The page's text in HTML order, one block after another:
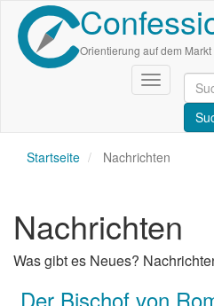
Direkt
zum
Inhalt
Orientierung auf dem
Navigation
aktivieren/
Startseite Nachrichten
Nachrichten
Was gibt es Neues?
„Der Bischof von